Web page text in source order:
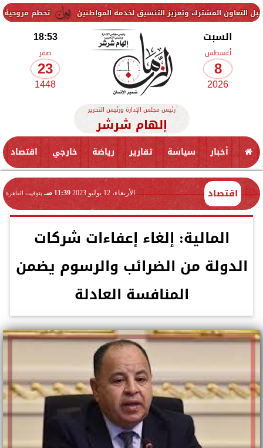
تحطم مروحية أثناء مكافحة وتعزيز التنسيق لخدمة المواطنين
السبت
أغسطس
8
2026
18:53
صفر
23
1448
رئيس مجلس الإدارة ورئيس التحرير
إلهام شرشر
أخبار سياسة تقارير رياضة خارجي اقتصاد
اقتصاد الأربعاء، 12 يوليو 2023 11:39 صـ بتوقيت القاهرة
المالية: إلغاء إعفاءات شركات
الدولة من الضرائب والرسوم يضمن
المنافسة العادلة